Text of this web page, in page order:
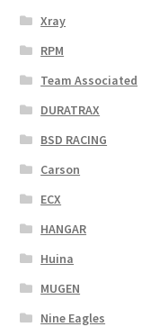
Xray
RPM
Team Associated
DURATRAX
BSD RACING
Carson
ECX
HANGAR
Huina
MUGEN
Nine Eagles